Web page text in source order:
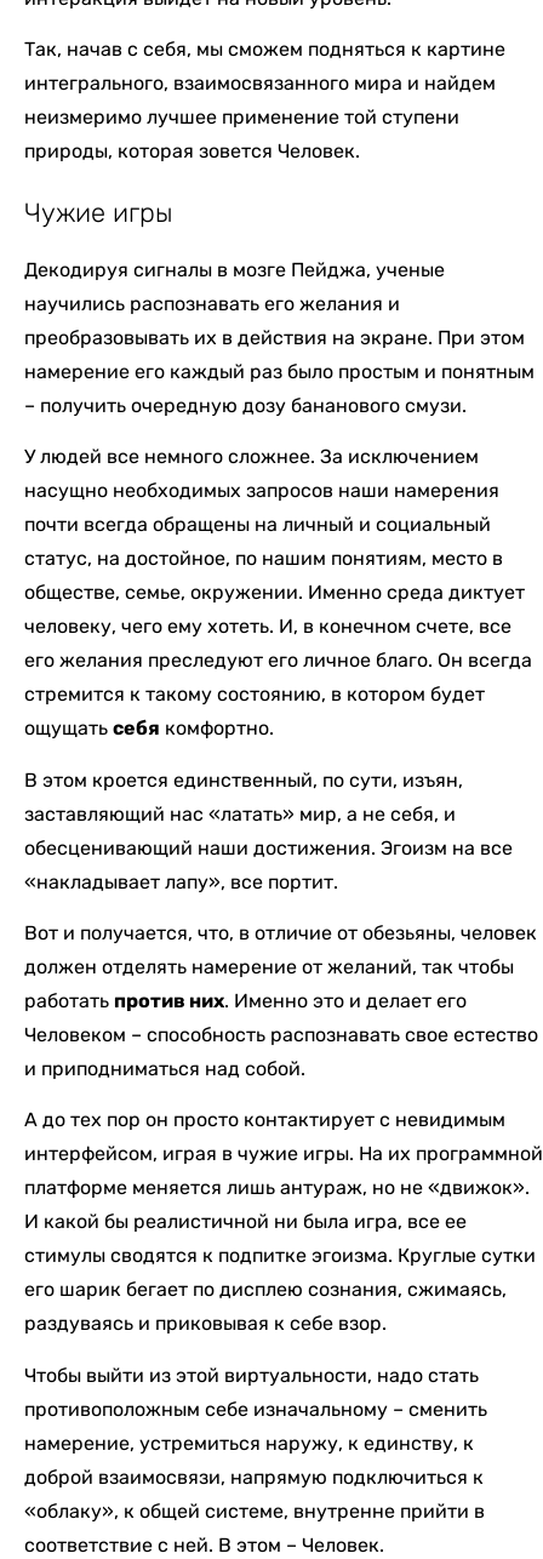
Так, начав с себя, мы сможем подняться к картине
интегрального, взаимосвязанного мира и найдем
неизмеримо лучшее применение той ступени
природы, которая зовется Человек.
Чужие игры
Декодируя сигналы в мозге Пейджа, ученые
научились распознавать его желания и
преобразовывать их в действия на экране. При этом
намерение его каждый раз было простым и понятным
– получить очередную дозу бананового смузи.
У людей все немного сложнее. За исключением
насущно необходимых запросов наши намерения
почти всегда обращены на личный и социальный
статус, на достойное, по нашим понятиям, место в
обществе, семье, окружении. Именно среда диктует
человеку, чего ему хотеть. И, в конечном счете, все
его желания преследуют его личное благо. Он всегда
стремится к такому состоянию, в котором будет
ощущать себя комфортно.
В этом кроется единственный, по сути, изъян,
заставляющий нас «латать» мир, а не себя, и
обесценивающий наши достижения. Эгоизм на все
«накладывает лапу», все портит.
Вот и получается, что, в отличие от обезьяны, человек
должен отделять намерение от желаний, так чтобы
работать против них. Именно это и делает его
Человеком – способность распознавать свое естество
и приподниматься над собой.
А до тех пор он просто контактирует с невидимым
интерфейсом, играя в чужие игры. На их программной
платформе меняется лишь антураж, но не «движок».
И какой бы реалистичной ни была игра, все ее
стимулы сводятся к подпитке эгоизма. Круглые сутки
его шарик бегает по дисплею сознания, сжимаясь,
раздуваясь и приковывая к себе взор.
Чтобы выйти из этой виртуальности, надо стать
противоположным себе изначальному – сменить
намерение, устремиться наружу, к единству, к
доброй взаимосвязи, напрямую подключиться к
«облаку», к общей системе, внутренне прийти в
соответствие с ней. В этом – Человек.